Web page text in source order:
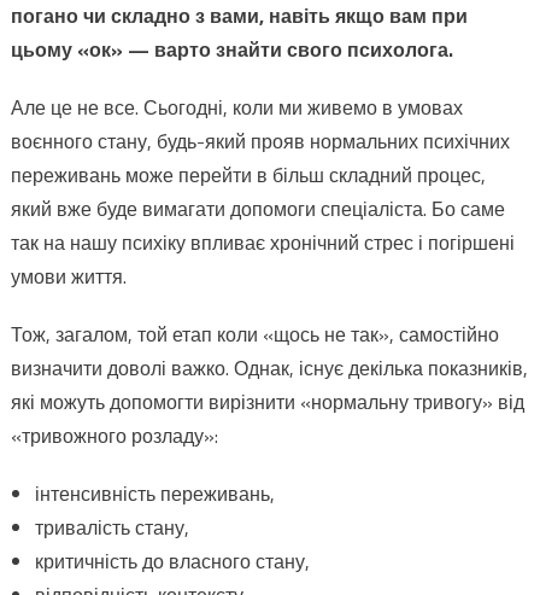
погано чи складно з вами, навіть якщо вам при
цьому «ок» — варто знайти свого психолога.
Але це не все. Сьогодні, коли ми живемо в умовах
воєнного стану, будь-який прояв нормальних психічних
переживань може перейти в більш складний процес,
який вже буде вимагати допомоги спеціаліста. Бо саме
так на нашу психіку впливає хронічний стрес і погіршені
умови життя.
Тож, загалом, той етап коли «щось не так», самостійно
визначити доволі важко. Однак, існує декілька показників,
які можуть допомогти вирізнити «нормальну тривогу» від
«тривожного розладу»:
інтенсивність переживань,
тривалість стану,
критичність до власного стану,